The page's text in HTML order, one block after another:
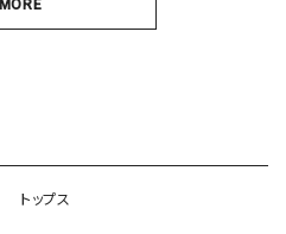
MORE
トップス